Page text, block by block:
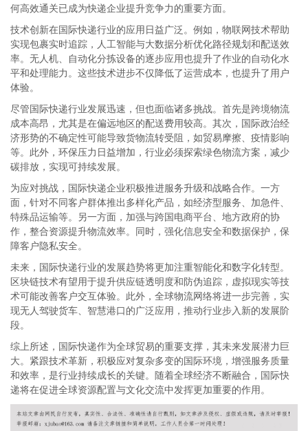
何高效通关已成为快递企业提升竞争力的重要方面。
技术创新在国际快递行业的应用日益广泛。例如，物联网技术帮助
实现包裹实时追踪，人工智能与大数据分析优化路径规划和配送效
率。无人机、自动化分拣设备的逐步应用也提升了作业的自动化水
平和处理能力。这些技术进步不仅降低了运营成本，也提升了用户
体验。
尽管国际快递行业发展迅速，但也面临诸多挑战。首先是跨境物流
成本高昂，尤其是在偏远地区的配送费用较高。其次，国际政治经
济形势的不确定性可能导致货物流转受阻，如贸易摩擦、疫情影响
等。此外，环保压力日益增加，行业必须探索绿色物流方案，减少
碳排放，实现可持续发展。
为应对挑战，国际快递企业积极推进服务升级和战略合作。一方
面，针对不同客户群体推出多样化产品，如经济型服务、加急件、
特殊品运输等。另一方面，加强与跨国电商平台、地方政府的协
作，整合资源提升物流效率。同时，强化信息安全和数据保护，保
障客户隐私安全。
未来，国际快递行业的发展趋势将更加注重智能化和数字化转型。
区块链技术有望用于提升供应链透明度和防伪追踪，虚拟现实等技
术可能改善客户交互体验。此外，全球物流网络将进一步完善，实
现无人驾驶货车、智慧港口的广泛应用，推动行业步入新的发展阶
段。
综上所述，国际快递作为全球贸易的重要支撑，其未来发展潜力巨
大。紧跟技术革新，积极应对复杂多变的国际环境，增强服务质量
和效率，是行业持续成长的关键。随着全球经济不断融合，国际快
递将在促进全球资源配置与文化交流中发挥更加重要的作用。